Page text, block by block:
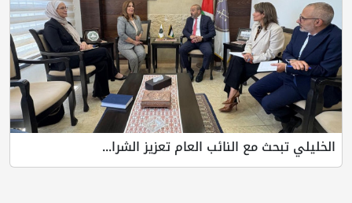
الخليلي تبحث مع النائب العام تعزيز الشرا...